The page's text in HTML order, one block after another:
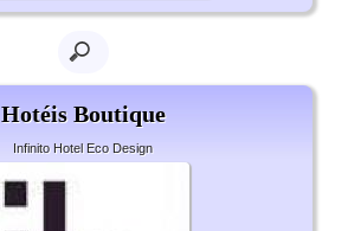
Hotéis Boutique
Infinito Hotel Eco Design